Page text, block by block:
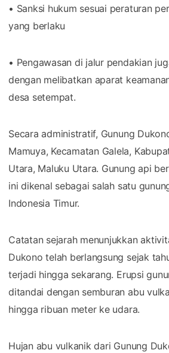
• Sanksi hukum sesuai peraturan
yang berlaku
• Pengawasan di jalur pendakian
dengan melibatkan aparat
desa setempat.
Secara administratif, Gunung
Mamuya, Kecamatan Galela,
Utara, Maluku Utara. Gunung api
ini dikenal sebagai salah satu
Indonesia Timur.
Catatan sejarah menunjukkan
Dukono telah berlangsung sejak
terjadi hingga sekarang. Erupsi
ditandai dengan semburan abu
hingga ribuan meter ke udara.
Hujan abu vulkanik dari Gunung